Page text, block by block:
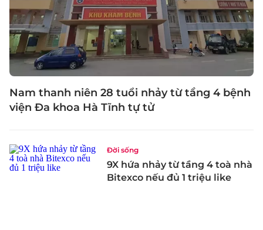
Nam thanh niên 28 tuổi nhảy từ tầng 4 bệnh
viện Đa khoa Hà Tĩnh tự tử
Đời sống
9X hứa nhảy từ tầng 4 toà nhà
Bitexco nếu đủ 1 triệu like